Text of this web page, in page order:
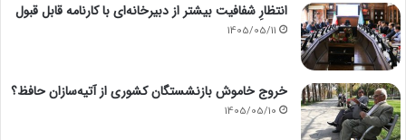
انتظارِ شفافیت بیشتر از دبیرخانه‌ای با کارنامه قابل قبول
1405/05/11
خروج خاموش بازنشستگان کشوری از آتیه‌سازان حافظ؟
1405/05/10